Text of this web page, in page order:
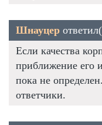
Шнауцер
Если качества
приближение его
пока не
ответчики.